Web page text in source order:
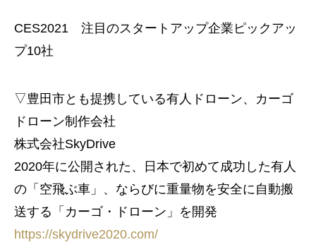
CES2021 注目のスタートアップ企業ピックアッ
プ10社
▽豊田市とも提携している有人ドローン、カーゴ
ドローン制作会社
株式会社SkyDrive
2020年に公開された、日本で初めて成功した有人
の「空飛ぶ車」、ならびに重量物を安全に自動搬
送する「カーゴ・ドローン」を開発
https://skydrive2020.com/